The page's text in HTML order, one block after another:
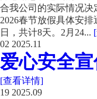
合我公司的实际情况决
2026春节放假具体安排
日，共计8天。2月24...
02 2025.11
爱心安全
[查看详情]
19 2025.09